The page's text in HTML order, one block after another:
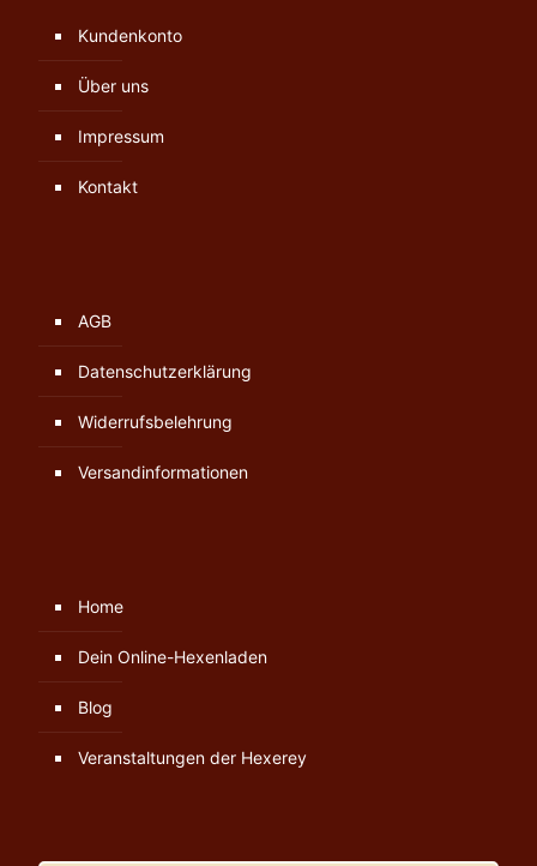
Kundenkonto
Über uns
Impressum
Kontakt
AGB
Datenschutzerklärung
Widerrufsbelehrung
Versandinformationen
Home
Dein Online-Hexenladen
Blog
Veranstaltungen der Hexerey